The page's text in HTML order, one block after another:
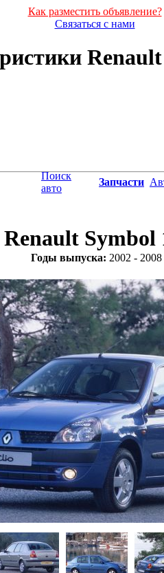
Как разместить объявление?
Связаться с нами
Поиск
авто
Запчасти
Renault Symbol
Годы выпуска: 2002 - 2008